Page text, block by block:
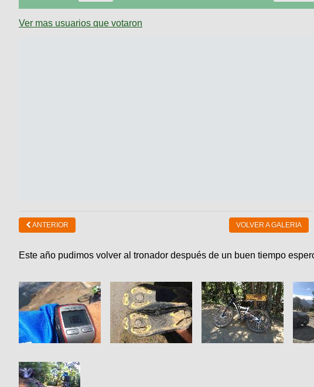
Ver mas usuarios que votaron
ANTERIOR VOLVER A GALERIA
Este año pudimos volver al tronador después de un buen tiempo